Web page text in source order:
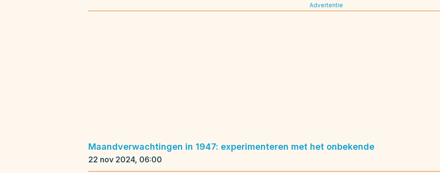
Advertentie
Maandverwachtingen in 1947: experimenteren met het onbekende
22 nov 2024, 06:00